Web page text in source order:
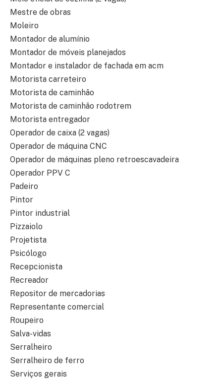
Mestre de obras
Moleiro
Montador de alumínio
Montador de móveis planejados
Montador e instalador de fachada em acm
Motorista carreteiro
Motorista de caminhão
Motorista de caminhão rodotrem
Motorista entregador
Operador de caixa (2 vagas)
Operador de máquina CNC
Operador de máquinas pleno retroescavadeira
Operador PPV C
Padeiro
Pintor
Pintor industrial
Pizzaiolo
Projetista
Psicólogo
Recepcionista
Recreador
Repositor de mercadorias
Representante comercial
Roupeiro
Salva-vidas
Serralheiro
Serralheiro de ferro
Serviços gerais